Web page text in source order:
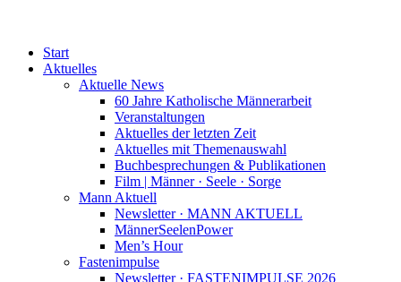
Start
Aktuelles
Aktuelle News
60 Jahre Katholische Männerarbeit
Veranstaltungen
Aktuelles der letzten Zeit
Aktuelles mit Themenauswahl
Buchbesprechungen & Publikationen
Film | Männer · Seele · Sorge
Mann Aktuell
Newsletter · MANN AKTUELL
MännerSeelenPower
Men’s Hour
Fastenimpulse
Newsletter · FASTENIMPULSE 2026